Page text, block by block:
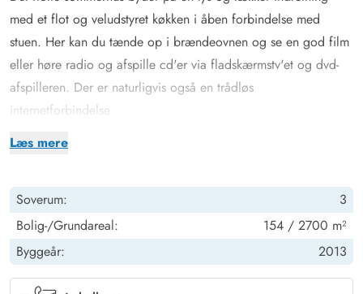
Læs mere
med et flot og veludstyret køkken i åben forbindelse med
stuen. Her kan du tænde op i brændeovnen og se en god film
eller høre radio og afspille cd'er via fladskærmstv'et og dvd-
afspilleren. Der er naturligvis også en trådløs
internetforbindelse
Der er også et stort aktivitetsrum til glæde for både store og
mange timer. Og når I rigtig vil slappe af, kan I ssynke ned i
det store spabad eller sætte jer godt tilrette i den hyggelige
udesauna. Så er det blot at lade tankerne flyde mens batterier
lades op.
Soverum:
3
Bolig-/Grundareal:
154 / 2700 m²
Byggeår:
2013